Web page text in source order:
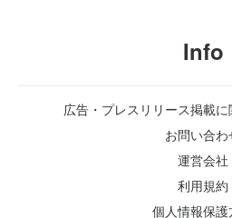
Info
広告・プレスリリース掲載
お問い合わ
運営会社
利用規約
個人情報保護